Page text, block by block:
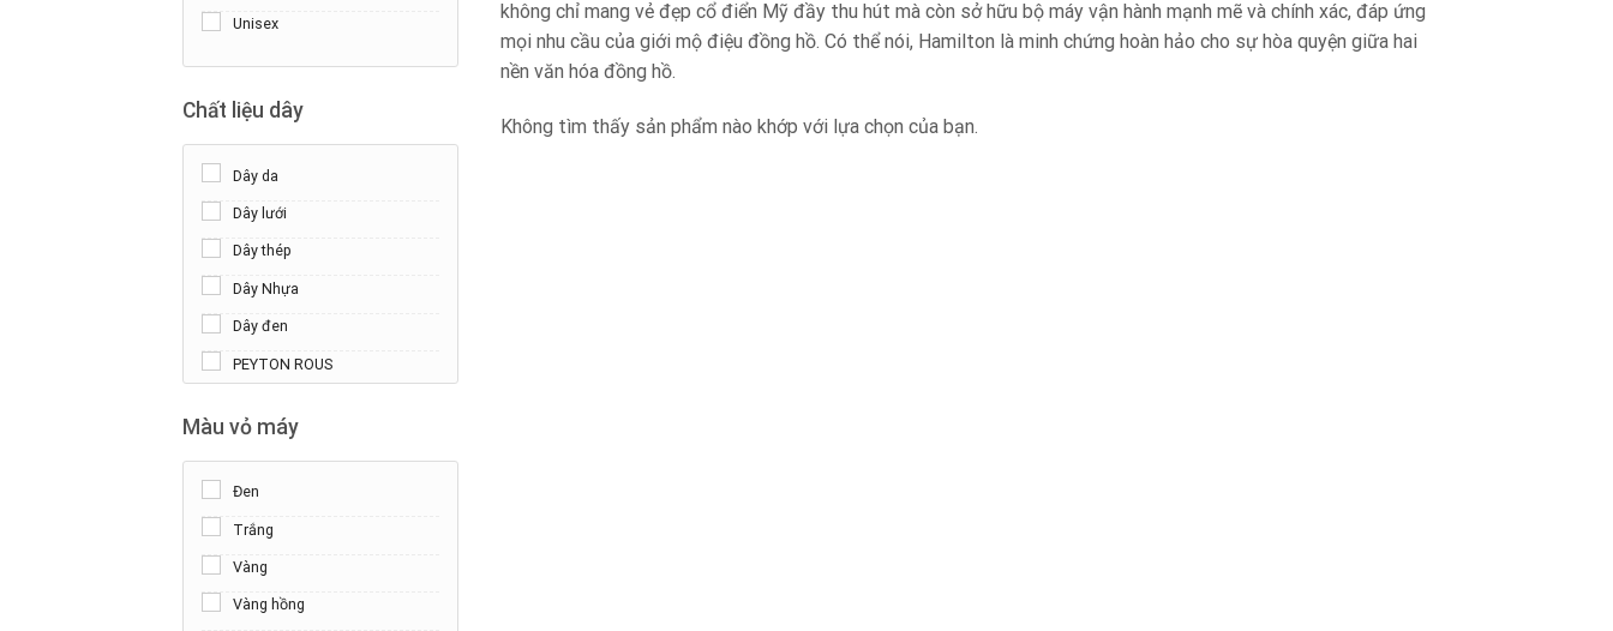
Unisex
Chất liệu dây
Dây da
Dây lưới
Dây thép
Dây Nhựa
Dây đen
PEYTON ROUS
Da Cá Sấu
Màu vỏ máy
Đen
Trắng
Vàng
Vàng hồng
không chỉ mang vẻ đẹp cổ điển Mỹ đầy thu hút mà còn sở hữu bộ máy vận hành mạnh mẽ và chính xác, đáp ứng
mọi nhu cầu của giới mộ điệu đồng hồ. Có thể nói, Hamilton là minh chứng hoàn hảo cho sự hòa quyện giữa hai
nền văn hóa đồng hồ.
Không tìm thấy sản phẩm nào khớp với lựa chọn của bạn.